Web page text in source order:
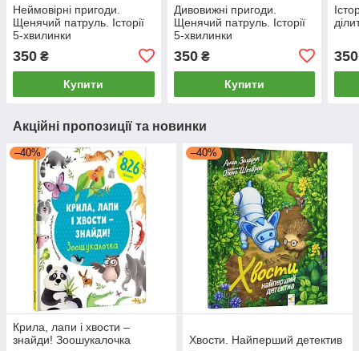
Неймовірні пригоди.
Щенячий патруль. Історії
5-хвилинки
350 ₴
Купити
Дивовижні пригоди.
Щенячий патруль. Історії
5-хвилинки
350₴
Купити
350
Акційні пропозиції та новинки
–40%
Крила, лапи і хвости –
знайди! Зоошукалочка
–40%
Хвости. Найперший детектив